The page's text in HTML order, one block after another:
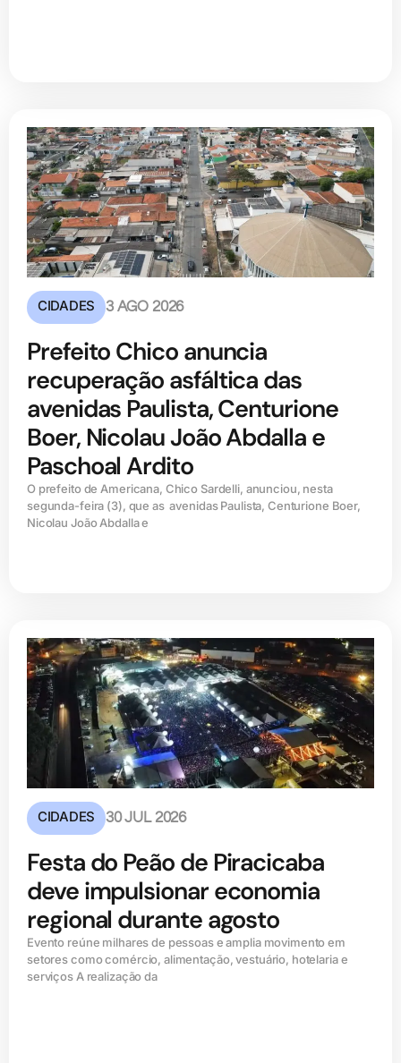
CIDADES 3 AGO 2026
Prefeito Chico anuncia
recuperação asfáltica das
avenidas Paulista, Centurione
Boer, Nicolau João Abdalla e
Paschoal Ardito
O prefeito de Americana, Chico Sardelli, anunciou, nesta
segunda-feira (3), que as avenidas Paulista, Centurione Boer,
Nicolau João Abdalla e
CIDADES 30 JUL 2026
Festa do Peão de Piracicaba
deve impulsionar economia
regional durante agosto
Evento reúne milhares de pessoas e amplia movimento em
setores como comércio, alimentação, vestuário, hotelaria e
serviços A realização da